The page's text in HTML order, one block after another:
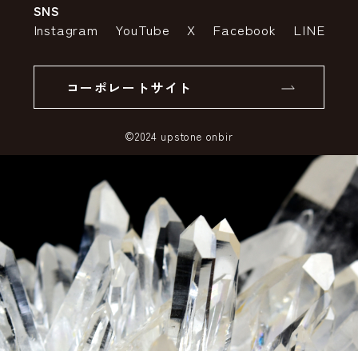
特定商取引法の表示
SSLサーバー証明書とは
SNS
Instagram YouTube X Facebook LINE
コーポレートサイト
©2024 upstone onbir